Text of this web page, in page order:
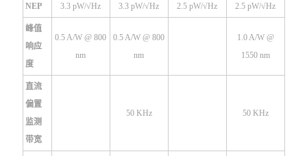
NEP 3.3 pW/√Hz 3.3 pW/√Hz 2.5 pW/√Hz 2.5 pW/√Hz
峰值
响应
度
0.5 A/W @ 800
nm
0.5 A/W @ 800
nm
1.0 A/W @
1550 nm
直流
偏置
监测
带宽
50 KHz 50 KHz